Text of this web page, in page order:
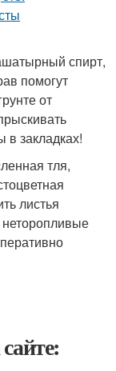
спирт,
помогут
от
в закладках!
тля,
листья